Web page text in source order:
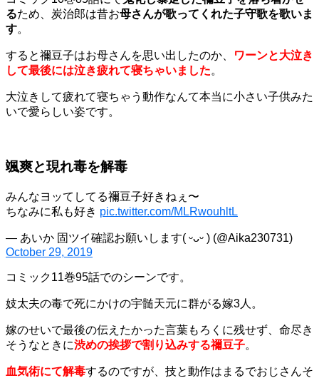
るため、炭治郎は昔お母さんが歌ってくれた子守歌を歌いま
す。
すると禰豆子はお母さんを思い出したのか、
ワーンと大泣き
して最後には泣き疲れて寝ちゃいました。
大泣きして疲れて寝ちゃう動作なんて本当に小さい子供みた
いで愛らしい姿です。
颯爽と現れ毒を解毒
みんなヨッてしてる禰豆子好きねぇ〜
ちなみに私も好き pic.twitter.com/MLRwouhltL
— あいか 固ツイ確認お願いします( ᵕᴗᵕ ) (@Aika230731)
October 29, 2019
コミック11巻95話でのシーンです。
妓太夫の毒で死にかけの宇髄天元に群がる嫁3人。
嫁のせいで最後の伝えたかった言葉もろくに残せず、命尽き
そうなときに渋めの挨拶で割り込みする禰豆子。
血気術にて解毒するのですが、技と動作はまるでおじさんそ